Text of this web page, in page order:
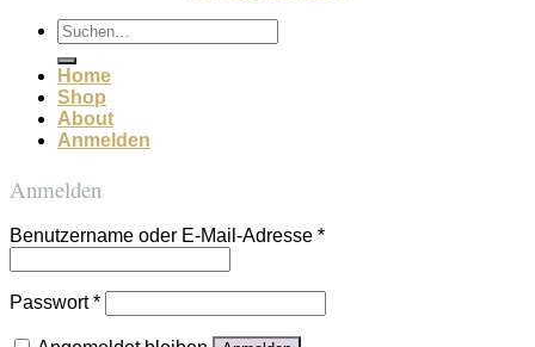
Suchen
nach:
Home
Shop
About
Anmelden
Anmelden
Benutzername oder E-Mail-Adresse *
Passwort*